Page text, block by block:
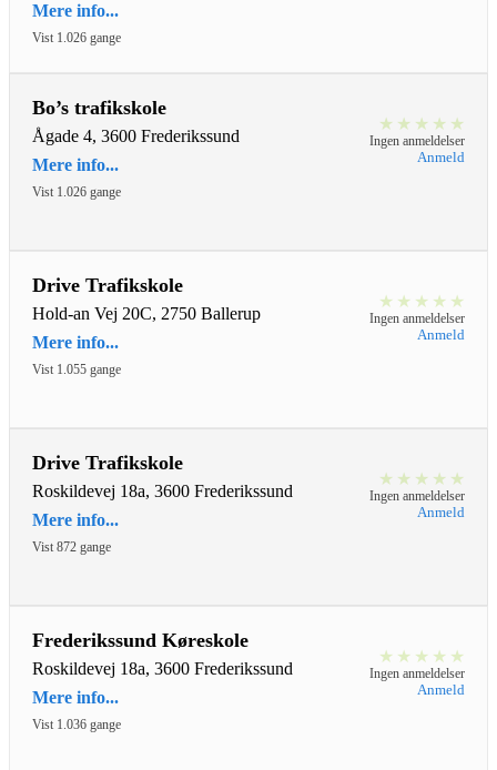
Mere info...
Vist 1.026 gange
Bo’s trafikskole
Ågade 4, 3600 Frederikssund
Mere info...
Vist 1.026 gange
★ ★ ★ ★ ★
Ingen anmeldelser
Anmeld
Drive Trafikskole
Hold-an Vej 20C, 2750 Ballerup
Mere info...
Vist 1.055 gange
★ ★ ★ ★ ★
Ingen anmeldelser
Anmeld
Drive Trafikskole
Roskildevej 18a, 3600 Frederikssund
Mere info...
Vist 872 gange
★ ★ ★ ★ ★
Ingen anmeldelser
Anmeld
Frederikssund Køreskole
Roskildevej 18a, 3600 Frederikssund
Mere info...
Vist 1.036 gange
★ ★ ★ ★ ★
Ingen anmeldelser
Anmeld